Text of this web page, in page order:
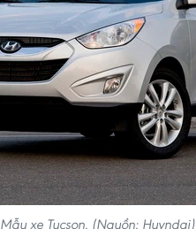
Mẫu xe Tucson. (Nguồn: Huyndai)